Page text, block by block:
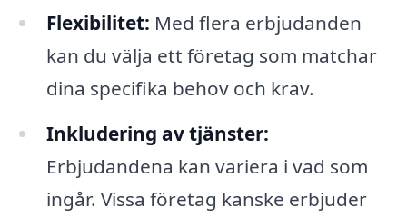
Flexibilitet: Med flera erbjudanden
kan du välja ett företag som matchar
dina specifika behov och krav.
Inkludering av tjänster:
Erbjudandena kan variera i vad som
ingår. Vissa företag kanske erbjuder